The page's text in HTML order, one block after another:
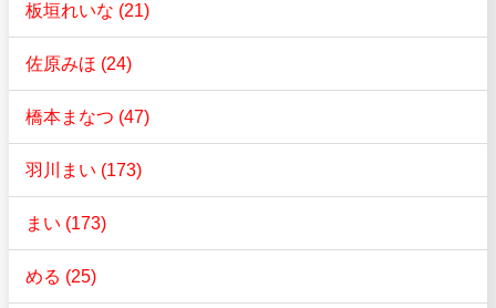
板垣れいな (21)
佐原みほ (24)
橋本まなつ (47)
羽川まい (173)
まい (173)
める (25)